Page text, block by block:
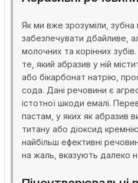
Як ми вже зрозуміли, зубна
забезпечувати дбайливе,
молочних та корінних
те, який абразив у ній
або бікарбонат натрію,
сода. Дані речовини є
істотної шкоди емалі.
пастам, у яких як абразив
титану або діоксид
найбільш ефективні
на жаль, вказують далеко